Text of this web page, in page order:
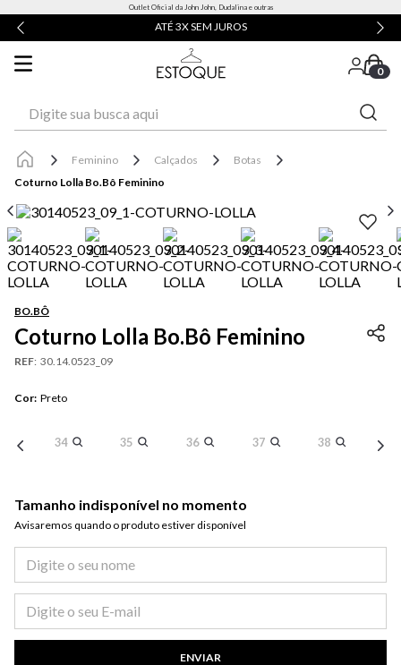
Outlet Oficial da John John, Dudalina e outras
ATÉ 3X SEM JUROS
0
Feminino Calçados
Botas
Coturno Lolla Bo.Bô Feminino
BO.BÔ
Coturno Lolla Bo.Bô Feminino
REF: 30.14.0523_09
Cor: Preto
34 35 36 37 38
Tamanho indisponível no momento
Avisaremos quando o produto estiver disponível​
ENVIAR